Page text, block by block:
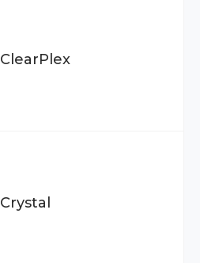
ClearPlex
Crystal